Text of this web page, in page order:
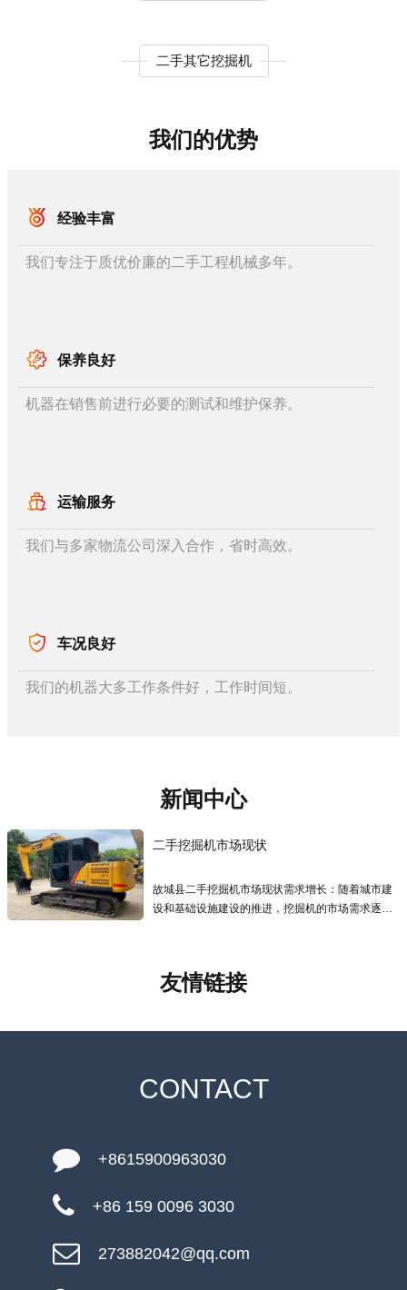
二手其它挖掘机
我们的优势
经验丰富
我们专注于质优价廉的二手工程机械多年。
保养良好
机器在销售前进行必要的测试和维护保养。
运输服务
我们与多家物流公司深入合作，省时高效。
车况良好
我们的机器大多工作条件好，工作时间短。
新闻中心
二手挖掘机市场现状
故城县二手挖掘机市场现状需求增长：随着城市建
设和基础设施建设的推进，挖掘机的市场需求逐年
友情链接
CONTACT
+8615900963030
+86 159 0096 3030
273882042@qq.com